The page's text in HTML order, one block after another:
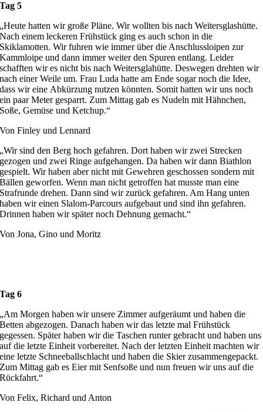
Tag 5
„Heute hatten wir große Pläne. Wir wollten bis nach Weitersglashütte.
Nach einem leckeren Frühstück ging es auch schon in die
Skiklamotten. Wir fuhren wie immer über die Anschlussloipen zur
Kammloipe und dann immer weiter den Spuren entlang. Leider
schafften wir es nicht bis nach Weitersglahütte. Deswegen drehten wir
nach einer Weile um. Frau Luda hatte am Ende sogar noch die Idee,
dass wir eine Abkürzung nutzen könnten. Somit hatten wir uns noch
ein paar Meter gesparrt. Zum Mittag gab es Nudeln mit Hähnchen,
Soße, Gemüse und Ketchup.“
Von Finley und Lennard
„Wir sind den Berg hoch gefahren. Dort haben wir zwei Strecken
gezogen und zwei Ringe aufgehangen. Da haben wir dann Biathlon
gespielt. Wir haben aber nicht mit Gewehren geschossen sondern mit
Bällen geworfen. Wenn man nicht getroffen hat musste man eine
Strafrunde drehen. Dann sind wir zurück gefahren. Am Hang unten
haben wir einen Slalom-Parcours aufgebaut und sind ihn gefahren.
Drinnen haben wir später noch Dehnung gemacht.“
Von Jona, Gino und Moritz
Tag 6
„Am Morgen haben wir unsere Zimmer aufgeräumt und haben die
Betten abgezogen. Danach haben wir das letzte mal Frühstück
gegessen. Später haben wir die Taschen runter gebracht und haben uns
auf die letzte Einheit vorbereitet. Nach der letzten Einheit machten wir
eine letzte Schneeballschlacht und haben die Skier zusammengepackt.
Zum Mittag gab es Eier mit Senfsoße und nun freuen wir uns auf die
Rückfahrt.“
Von Felix, Richard und Anton